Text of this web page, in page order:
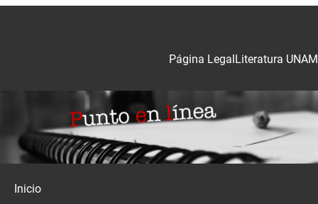
Literatura UNAM
Página Legal
Inicio